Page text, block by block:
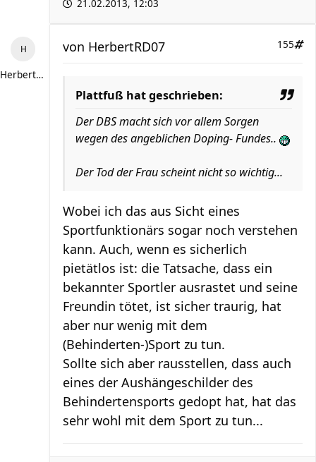
21.02.2013, 12:03
HerbertRD07
155
von HerbertRD07
Plattfuß hat geschrieben:
Der DBS macht sich vor allem Sorgen
wegen des angeblichen Doping- Fundes..
Der Tod der Frau scheint nicht so wichtig...
Wobei ich das aus Sicht eines
Sportfunktionärs sogar noch verstehen
kann. Auch, wenn es sicherlich
pietätlos ist: die Tatsache, dass ein
bekannter Sportler ausrastet und seine
Freundin tötet, ist sicher traurig, hat
aber nur wenig mit dem
(Behinderten-)Sport zu tun.
Sollte sich aber rausstellen, dass auch
eines der Aushängeschilder des
Behindertensports gedopt hat, hat das
sehr wohl mit dem Sport zu tun...